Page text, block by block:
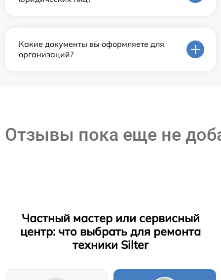
Какие документы вы оформляете для
организаций?
Отзывы пока еще не
Частный мастер или сервисный
центр: что выбрать для ремонта
техники Silter